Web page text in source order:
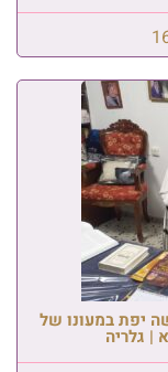
יפת במעונו של
| גלריה